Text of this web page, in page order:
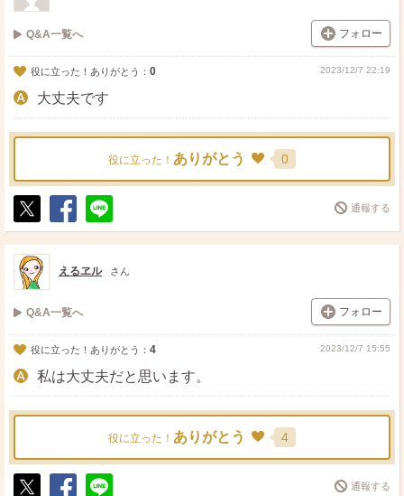
Q&A一覧へ フォロー
役に立った！ありがとう： 0 2023/12/7 22:19
大丈夫です
役に立った！ ありがとう 0
ポ
ス
ト
シ
ェ
送
る
通報する
えるヱル さん
Q&A一覧へ フォロー
役に立った！ありがとう： 4 2023/12/7 15:55
私は大丈夫だと思います。
役に立った！ ありがとう 4
通報する